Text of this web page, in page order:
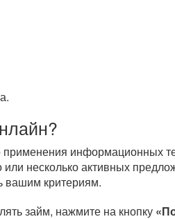
информационных
несколько активных
вашим критериям.
займ, нажмите на кнопку